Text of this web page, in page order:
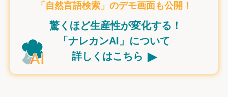
「自然言語検索」のデモ画面も公開！
驚くほど生産性が変化する！
「ナレカンAI」について
詳しくはこちら ▸